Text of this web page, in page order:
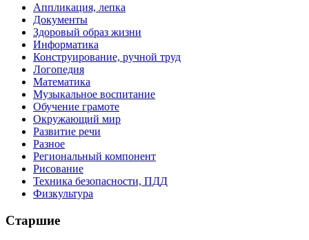
Аппликация, лепка
Документы
Здоровый образ жизни
Информатика
Конструирование, ручной труд
Логопедия
Математика
Музыкальное воспитание
Обучение грамоте
Окружающий мир
Развитие речи
Разное
Региональный компонент
Рисование
Техника безопасности, ПДД
Физкультура
Старшие